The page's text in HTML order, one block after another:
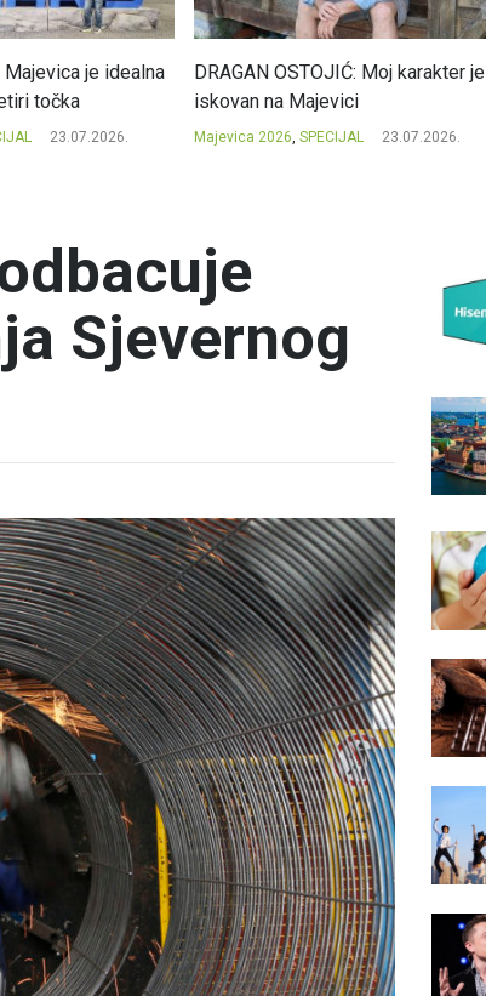
Majevica je idealna
točka
23.07.2026.
DRAGAN OSTOJIĆ: Moj karakter je
iskovan na Majevici
Majevica 2026, SPECIJAL 23.07.2026.
Sjevernog